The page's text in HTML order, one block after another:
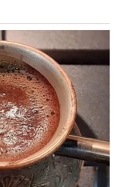
te vodi u
ranjiva, preosetljiva i
je žrtvovala sebe
energija ovog
odnosa,